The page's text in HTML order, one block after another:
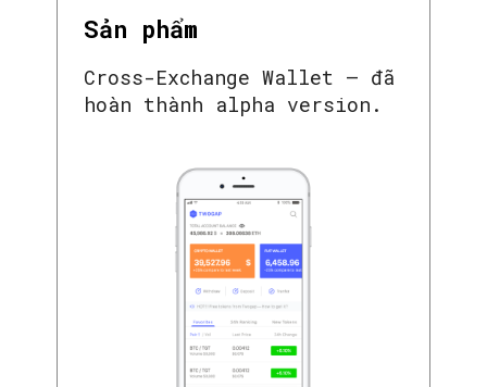
Sản phẩm
Cross-Exchange Wallet – đã
hoàn thành alpha version.